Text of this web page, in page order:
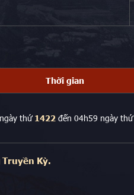
Thời gian
ngày thứ 1422 đến 04h59 ngày thứ
Kỳ.